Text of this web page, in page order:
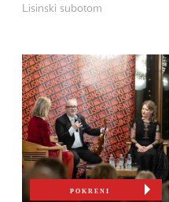
Lisinski subotom
POKRENI